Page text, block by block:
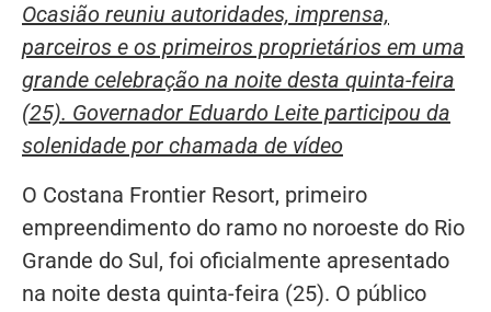
Ocasião reuniu autoridades, imprensa,
parceiros e os primeiros proprietários em uma
grande celebração na noite desta quinta-feira
(25). Governador Eduardo Leite participou da
solenidade por chamada de vídeo
O Costana Frontier Resort, primeiro
empreendimento do ramo no noroeste do Rio
Grande do Sul, foi oficialmente apresentado
na noite desta quinta-feira (25). O público